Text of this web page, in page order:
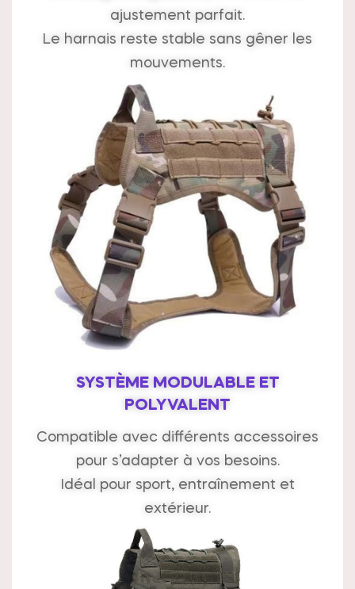
ajustement parfait.
Le harnais reste stable sans gêner les
mouvements.
SYSTÈME MODULABLE ET
POLYVALENT
Compatible avec différents accessoires
pour s’adapter à vos besoins.
Idéal pour sport, entraînement et
extérieur.